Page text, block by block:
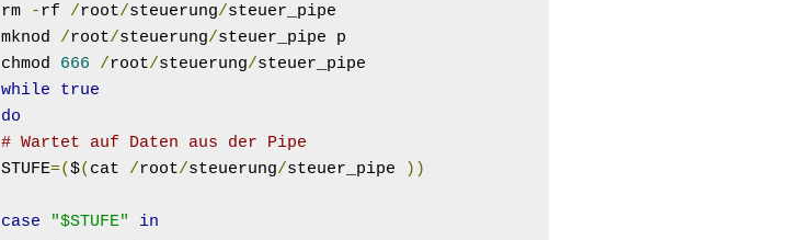
rm -rf /root/steuerung/steuer_pipe
mknod /root/steuerung/steuer_pipe p
chmod 666 /root/steuerung/
while
true
do
# Wartet auf Daten aus der Pipe
STUFE=($( cat /root/steuerung/steuer_pipe ))
case "$STUFE"
in